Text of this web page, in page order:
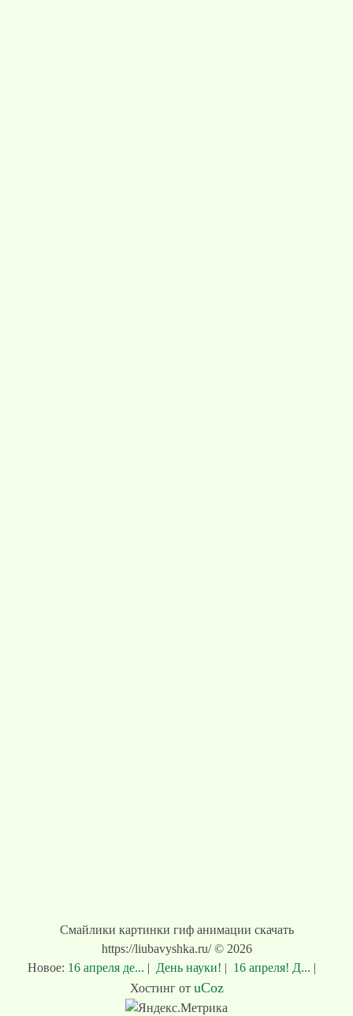
Смайлики картинки гиф анимации скачать
https://liubavyshka.ru/ © 2026
Новое: 16 апреля де... | День науки! | 16 апреля! Д... |
Хостинг от uCoz